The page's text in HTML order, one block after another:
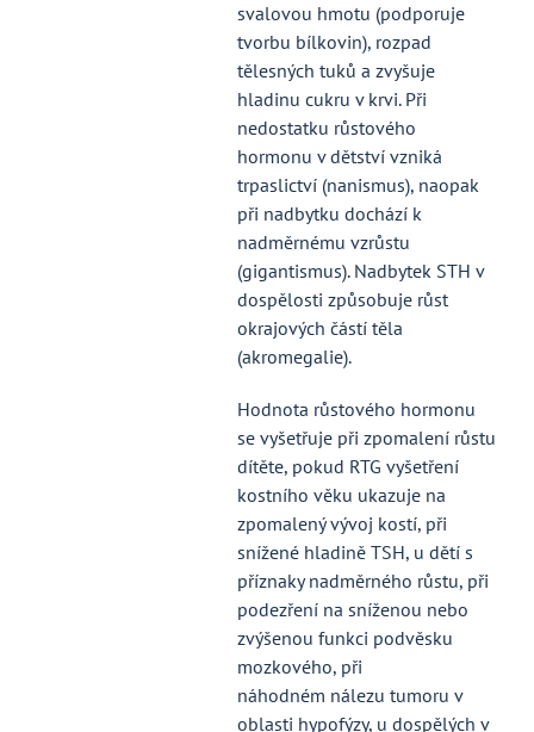
svalovou hmotu (podporuje
tvorbu bílkovin), rozpad
tělesných tuků a zvyšuje
hladinu cukru v krvi. Při
nedostatku růstového
hormonu v dětství vzniká
trpaslictví (nanismus), naopak
při nadbytku dochází k
nadměrnému vzrůstu
(gigantismus). Nadbytek STH v
dospělosti způsobuje růst
okrajových částí těla
(akromegalie).
Hodnota růstového hormonu
se vyšetřuje při zpomalení růstu
dítěte, pokud RTG vyšetření
kostního věku ukazuje na
zpomalený vývoj kostí, při
snížené hladině TSH, u dětí s
příznaky nadměrného růstu, při
podezření na sníženou nebo
zvýšenou funkci podvěsku
mozkového, při
náhodném nálezu tumoru v
oblasti hypofýzy, u dospělých v